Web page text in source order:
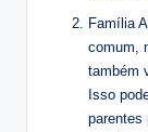
Família
comum,
também
Isso
parentes